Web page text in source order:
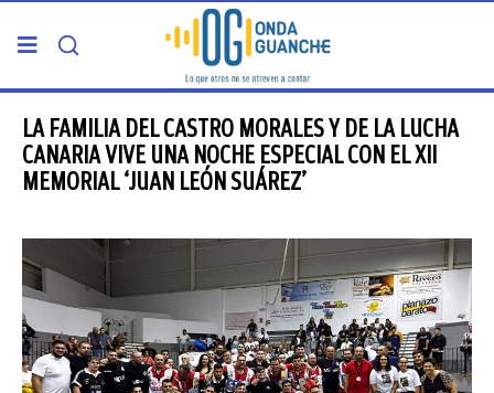
PORTADA
TELDE
GRAN CANARIA
CANARIAS
5ª COLUMNA
LA FAMILIA DEL CASTRO MORALES Y DE LA LUCHA
CANARIA VIVE UNA NOCHE ESPECIAL CON EL XII
MEMORIAL ‘JUAN LEÓN SUÁREZ’